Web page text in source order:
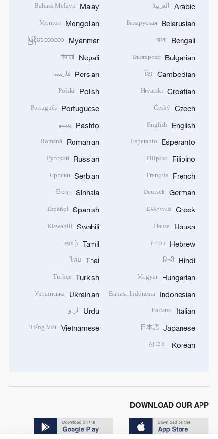
Arabic العربية
Belarusian
Беларуская
Bengali
বাংলা
Bulgarian
Български
Cambodian
ខ្មែរ
Croatian
Hrvatski
Czech
Český
English
English
Esperanto
Esperanto
Filipino
Filipino
French
Français
German
Deutsch
Greek
Ελληνικά
Hausa
Hausa
Hebrew עברית
Hindi
हिन्दी
Hungarian
Magyar
Indonesian
Bahasa Indonesia
Italian
Italiano
Japanese
日本語
Korean
한국어
Malay
Bahasa Melayu
Mongolian
Монгол
Myanmar
မြန်မာဘာသာ
Nepali
नेपाली
Persian فارسی
Polish
Polski
Portuguese
Português
Pashto پښتو
Romanian
Română
Russian
Русский
Serbian
Српски
Sinhala
සිංහල
Spanish
Español
Swahili
Kiswahili
Tamil
தமிழ்
Thai
ไทย
Turkish
Türkçe
Ukrainian
Українська
Urdu اردو
Vietnamese
Tiếng Việt
DOWNLOAD OUR APP